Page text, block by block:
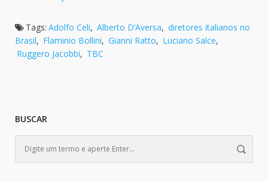
Tags: Adolfo Celi, Alberto D’Aversa, diretores italianos no
Brasil, Flaminio Bollini, Gianni Ratto, Luciano Salce,
Ruggero Jacobbi, TBC
BUSCAR